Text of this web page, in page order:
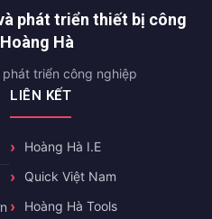
phát triển thiết bị công
Hà
triển công nghiệp
LIÊN KẾT
Hoàng Hà I.E
Quick Việt Nam
Hoàng Hà Tools